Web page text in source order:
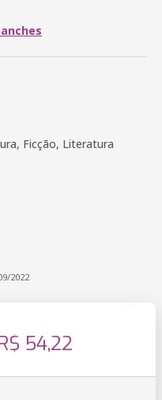
Ficção, Literatura
2022
54,22